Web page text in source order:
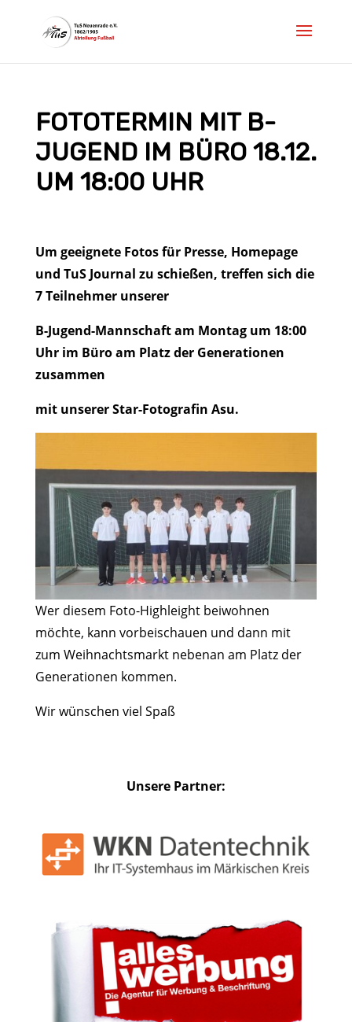
FOTOTERMIN MIT B-
JUGEND IM BÜRO 18.12.
UM 18:00 UHR
Um geeignete Fotos für Presse, Homepage
und TuS Journal zu schießen, treffen sich die
7 Teilnehmer unserer
B-Jugend-Mannschaft am Montag um 18:00
Uhr im Büro am Platz der Generationen
zusammen
mit unserer Star-Fotografin Asu.
Wer diesem Foto-Highleight beiwohnen
möchte, kann vorbeischauen und dann mit
zum Weihnachtsmarkt nebenan am Platz der
Generationen kommen.
Wir wünschen viel Spaß
Unsere Partner: